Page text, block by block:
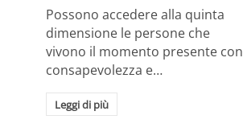
Possono accedere alla quinta
dimensione le persone che
vivono il momento presente con
consapevolezza e…
Leggi di più